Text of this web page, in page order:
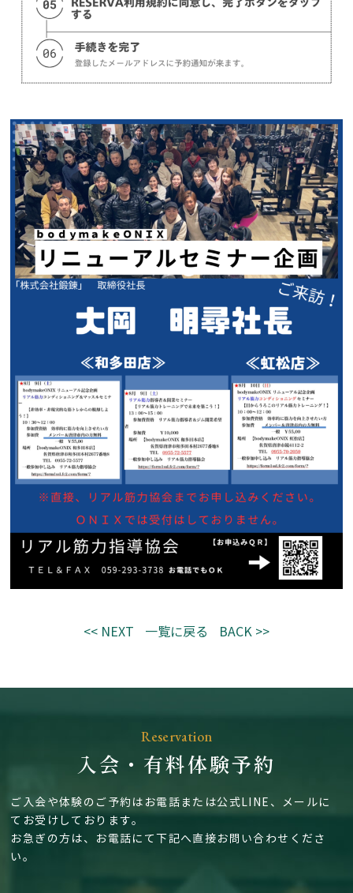
<< NEXT 一覧に戻る BACK >>
Reservation
入会・有料体験予約
ご入会や体験のご予約はお電話または公式LINE、メールに
てお受けしております。
お急ぎの方は、お電話にて下記へ直接お問い合わせくださ
い。